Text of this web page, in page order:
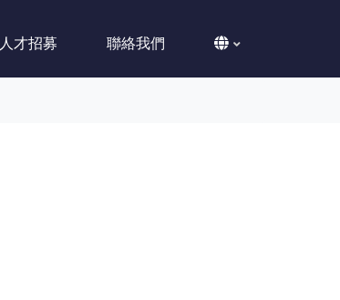
人才招募 聯絡我們